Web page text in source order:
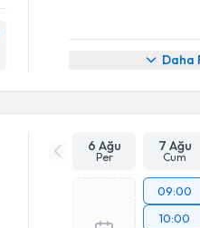
Daha
6 Ağu
Per
7 Ağu
Cum
09:00
10:00